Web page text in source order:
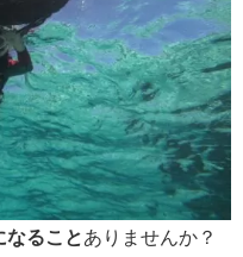
なることありませんか？